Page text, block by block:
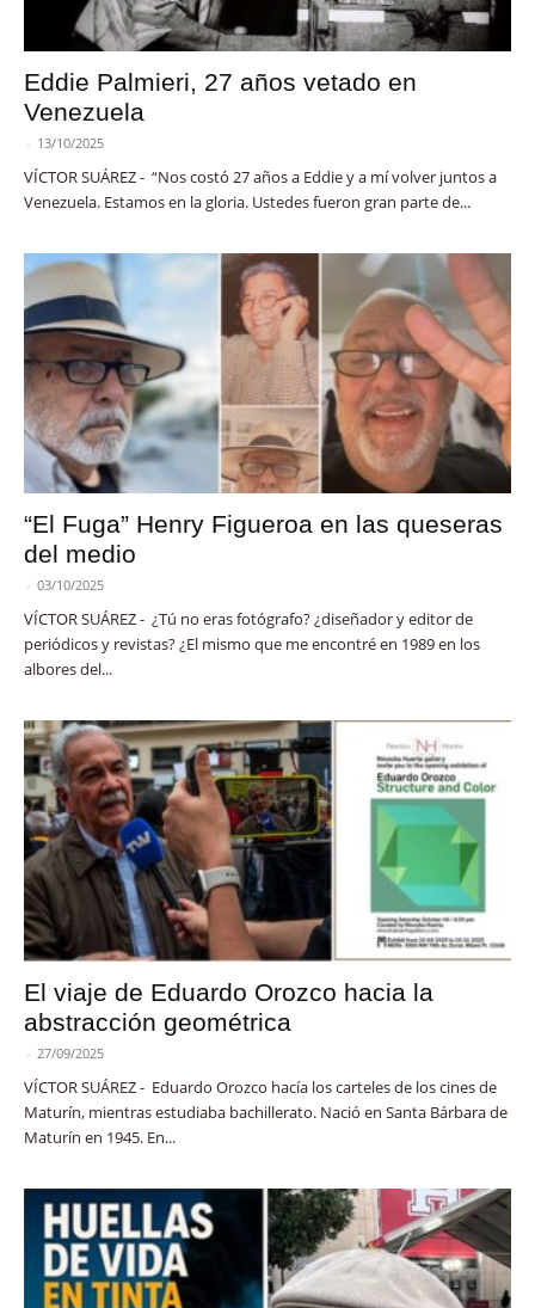
Eddie Palmieri, 27 años vetado en
Venezuela
- 13/10/2025
VÍCTOR SUÁREZ - “Nos costó 27 años a Eddie y a mí volver juntos a
Venezuela. Estamos en la gloria. Ustedes fueron gran parte de...
“El Fuga” Henry Figueroa en las queseras
del medio
- 03/10/2025
VÍCTOR SUÁREZ - ¿Tú no eras fotógrafo? ¿diseñador y editor de
periódicos y revistas? ¿El mismo que me encontré en 1989 en los
albores del...
El viaje de Eduardo Orozco hacia la
abstracción geométrica
- 27/09/2025
VÍCTOR SUÁREZ - Eduardo Orozco hacía los carteles de los cines de
Maturín, mientras estudiaba bachillerato. Nació en Santa Bárbara de
Maturín en 1945. En...